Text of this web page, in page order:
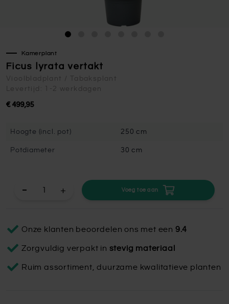
Kamerplant
Ficus lyrata vertakt
Vioolbladplant / Tabaksplant
Levertijd: 1-2 werkdagen
€ 499,95
Hoogte (incl. pot) 250 cm
Potdiameter 30 cm
+ Voeg toe aan
Onze klanten beoordelen ons met een 9.4
Zorgvuldig verpakt in stevig materiaal
Ruim assortiment, duurzame kwalitatieve planten